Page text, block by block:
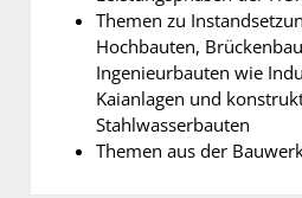
Themen zu
Hochbauten,
Ingenieurbauten wie
Kaianlagen und
Stahlwasserbauten
Themen aus der